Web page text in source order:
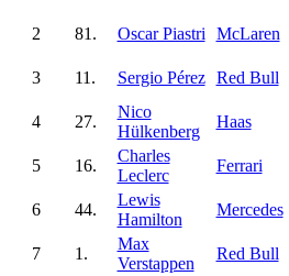
2 81. Oscar Piastri McLaren
3
11. Sergio Pérez Red Bull
4
27.
Nico
Hülkenberg
Haas
5
16.
Charles
Leclerc
Ferrari
6
44.
Lewis
Hamilton
Mercedes
7
1.
Max
Verstappen
Red Bull